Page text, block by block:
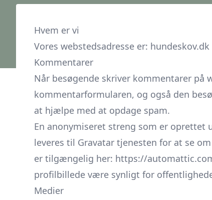
Hvem er vi
Vores webstedsadresse er: hundeskov.dk
Kommentarer
Når besøgende skriver kommentarer på
kommentarformularen, og også den
at hjælpe med at opdage spam.
En anonymiseret streng som er oprettet
leveres til Gravatar tjenesten for at se
er tilgængelig her: https://
profilbillede være synligt for
Medier